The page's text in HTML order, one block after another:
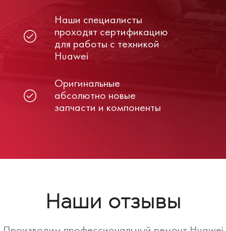
Наши специалисты
проходят сертификацию
для работы с техникой
Huawei
Оригинальные
абсолютно новые
запчасти и компоненты
Наши отзывы